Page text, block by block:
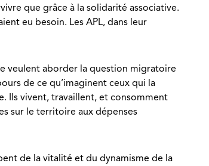
que grâce à la solidarité associative.
eu besoin. Les APL, dans leur
veulent aborder la question migratoire
de ce qu’imaginent ceux qui la
Ils vivent, travaillent, et consomment
sur le territoire aux dépenses
de la vitalité et du dynamisme de la